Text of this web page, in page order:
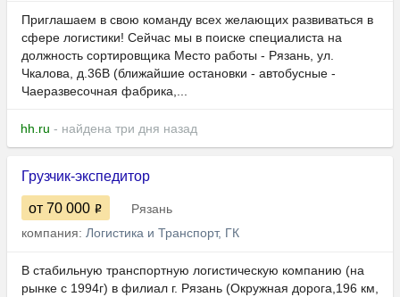
Приглашаем в свою команду всех желающих развиваться в
сфере логистики! Сейчас мы в поиске специалиста на
должность сортировщика Место работы - Рязань, ул.
Чкалова, д.36В (ближайшие остановки - автобусные -
Чаеразвесочная фабрика,...
hh.ru - найдена три дня назад
Грузчик-экспедитор
от 70 000
Рязань
компания: Логистика и Транспорт, ГК
В стабильную транспортную логистическую компанию (на
рынке с 1994г) в филиал г. Рязань (Окружная дорога,196 км,